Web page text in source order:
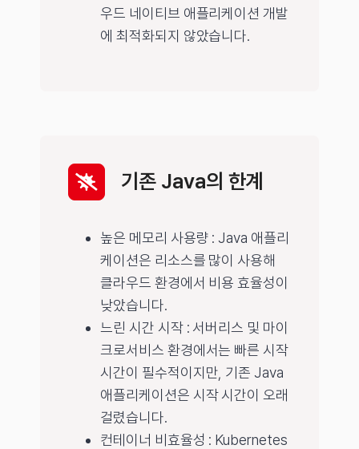
우드 네이티브 애플리케이션 개발
에 최적화되지 않았습니다.
기존 Java의 한계
높은 메모리 사용량 : Java 애플리
케이션은 리소스를 많이 사용해
클라우드 환경에서 비용 효율성이
낮았습니다.
느린 시간 시작 : 서버리스 및 마이
크로서비스 환경에서는 빠른 시작
시간이 필수적이지만, 기존 Java
애플리케이션은 시작 시간이 오래
걸렸습니다.
컨테이너 비효율성 : Kubernetes